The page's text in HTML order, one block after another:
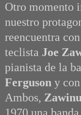
Otro momento
nuestro
reencuentra
teclista Joe
pianista de la
Ferguson y
Ambos,